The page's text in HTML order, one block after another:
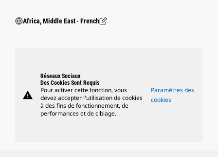
Africa, Middle East ‧ French
warning
Réseaux Sociaux
Des Cookies Sont Requis
Pour activer cette fonction, vous
devez accepter l'utilisation de cookies
à des fins de fonctionnement, de
performances et de ciblage.
Paramètres des
cookies